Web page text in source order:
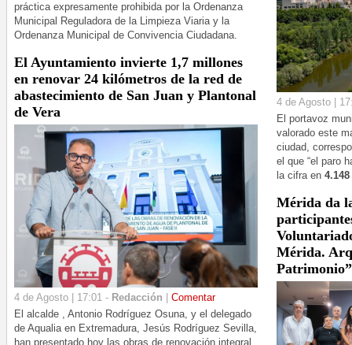
práctica expresamente prohibida por la Ordenanza
Municipal Reguladora de la Limpieza Viaria y la
Ordenanza Municipal de Convivencia Ciudadana.
El Ayuntamiento invierte 1,7 millones
en renovar 24 kilómetros de la red de
abastecimiento de San Juan y Plantonal
de Vera
4 de Agosto | 17:01 - Redacción | Comentar
El alcalde , Antonio Rodríguez Osuna, y el delegado
de Aqualia en Extremadura, Jesús Rodríguez Sevilla,
han presentado hoy las obras de renovación integral
4 de Agosto |
El portavoz
valorado este
ciudad,
el que “el paro
la cifra en
Mérida da
Mérida.
Patrimonio”